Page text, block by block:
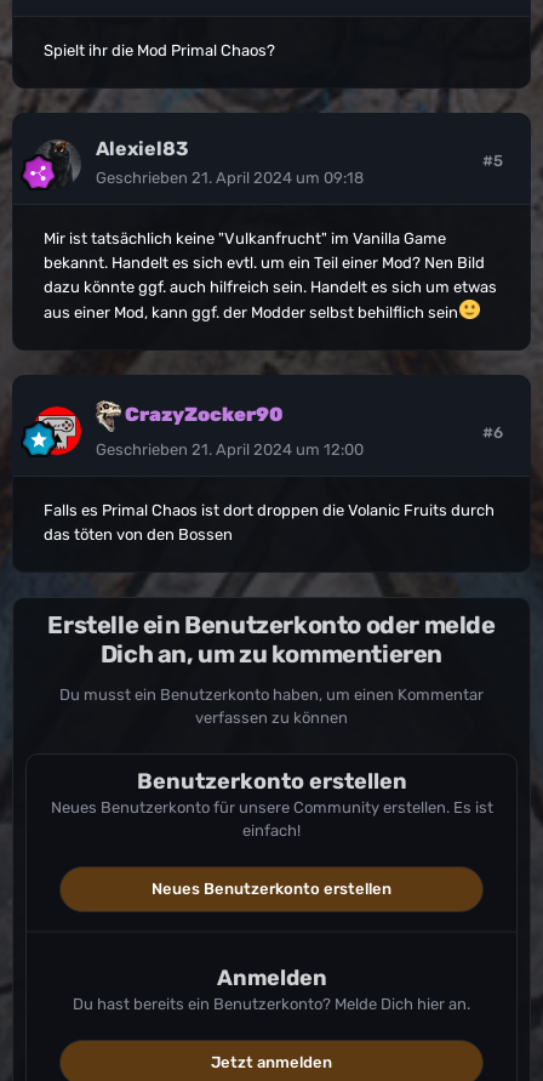
Spielt ihr die Mod Primal Chaos?
Alexiel83
Geschrieben 21. April 2024 um 09:18
#5
Mir ist tatsächlich keine "Vulkanfrucht" im Vanilla Game
bekannt. Handelt es sich evtl. um ein Teil einer Mod? Nen Bild
dazu könnte ggf. auch hilfreich sein. Handelt es sich um etwas
aus einer Mod, kann ggf. der Modder selbst behilflich sein
CrazyZocker90
Geschrieben 21. April 2024 um 12:00
#6
Falls es Primal Chaos ist dort droppen die Volanic Fruits durch
das töten von den Bossen
Erstelle ein Benutzerkonto oder melde
Dich an, um zu kommentieren
Du musst ein Benutzerkonto haben, um einen Kommentar
verfassen zu können
Benutzerkonto erstellen
Neues Benutzerkonto für unsere Community erstellen. Es ist
einfach!
Neues Benutzerkonto erstellen
Anmelden
Du hast bereits ein Benutzerkonto? Melde Dich hier an.
Jetzt anmelden